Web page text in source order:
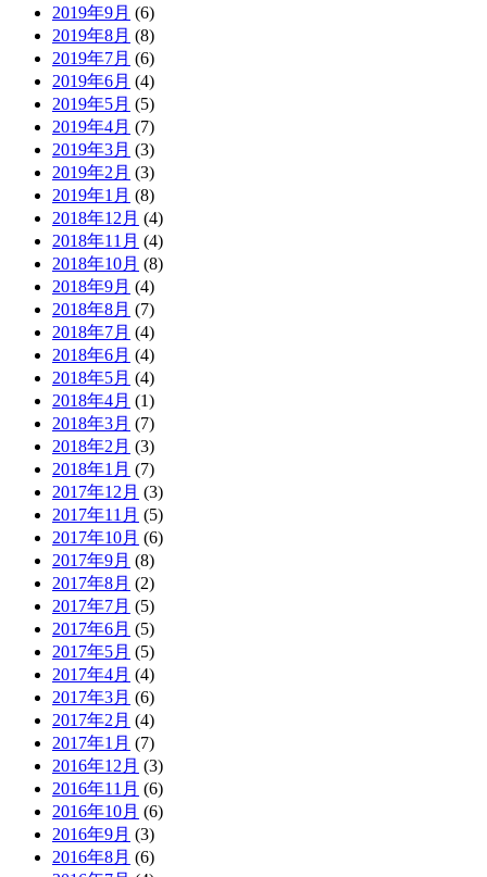
2019年9月 (6)
2019年8月 (8)
2019年7月 (6)
2019年6月 (4)
2019年5月 (5)
2019年4月 (7)
2019年3月 (3)
2019年2月 (3)
2019年1月 (8)
2018年12月 (4)
2018年11月 (4)
2018年10月 (8)
2018年9月 (4)
2018年8月 (7)
2018年7月 (4)
2018年6月 (4)
2018年5月 (4)
2018年4月 (1)
2018年3月 (7)
2018年2月 (3)
2018年1月 (7)
2017年12月 (3)
2017年11月 (5)
2017年10月 (6)
2017年9月 (8)
2017年8月 (2)
2017年7月 (5)
2017年6月 (5)
2017年5月 (5)
2017年4月 (4)
2017年3月 (6)
2017年2月 (4)
2017年1月 (7)
2016年12月 (3)
2016年11月 (6)
2016年10月 (6)
2016年9月 (3)
2016年8月 (6)